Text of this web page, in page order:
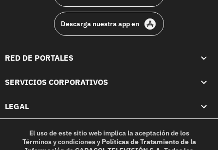
Descarga nuestra app en
RED DE PORTALES
SERVICIOS CORPORATIVOS
LEGAL
El uso de este sitio web implica la aceptación de los
Términos y condicionesy Políticas de Tratamiento de la